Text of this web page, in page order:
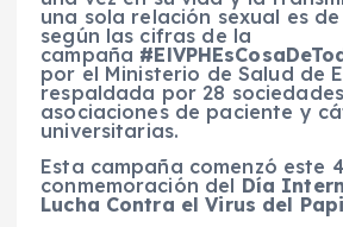
una sola relación sexual es
según las cifras de la
campaña
por el Ministerio de Salud de
respaldada por 28
asociaciones de paciente y
universitarias.
Esta campaña comenzó este
conmemoración del Día
Lucha Contra el Virus del